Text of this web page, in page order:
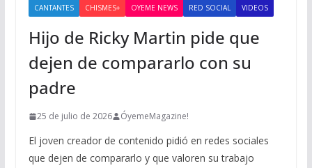
CANTANTES CHISMES+ OYEME NEWS RED SOCIAL VIDEOS
Hijo de Ricky Martin pide que
dejen de compararlo con su
padre
25 de julio de 2026 ÓyemeMagazine!
El joven creador de contenido pidió en redes sociales
que dejen de compararlo y que valoren su trabajo